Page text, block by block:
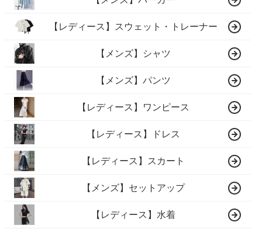
【レディース】スウェット・トレーナー
【メンズ】シャツ
【メンズ】パンツ
【レディース】ワンピース
【レディース】ドレス
【レディース】スカート
【メンズ】セットアップ
【レディース】水着